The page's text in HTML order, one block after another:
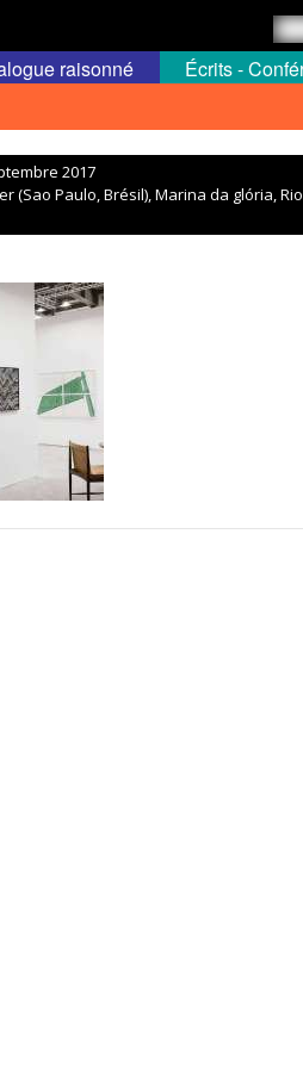
raisonné Écrits -
2017
(Sao Paulo, Brésil), Marina da glória,